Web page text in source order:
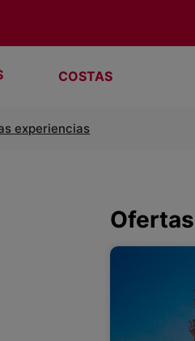
COSTAS
experiencias